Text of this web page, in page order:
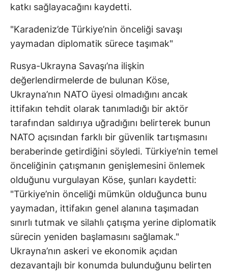
katkı sağlayacağını kaydetti.
"Karadeniz’de Türkiye’nin önceliği savaşı
yaymadan diplomatik sürece taşımak"
Rusya-Ukrayna Savaşı’na ilişkin
değerlendirmelerde de bulunan Köse,
Ukrayna’nın NATO üyesi olmadığını ancak
ittifakın tehdit olarak tanımladığı bir aktör
tarafından saldırıya uğradığını belirterek bunun
NATO açısından farklı bir güvenlik tartışmasını
beraberinde getirdiğini söyledi. Türkiye’nin temel
önceliğinin çatışmanın genişlemesini önlemek
olduğunu vurgulayan Köse, şunları kaydetti:
"Türkiye’nin önceliği mümkün olduğunca bunu
yaymadan, ittifakın genel alanına taşımadan
sınırlı tutmak ve silahlı çatışma yerine diplomatik
sürecin yeniden başlamasını sağlamak."
Ukrayna’nın askeri ve ekonomik açıdan
dezavantajlı bir konumda bulunduğunu belirten